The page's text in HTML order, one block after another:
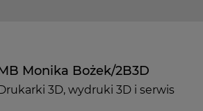
Monika Bożek/2B3D
3D, wydruki 3D i serwis